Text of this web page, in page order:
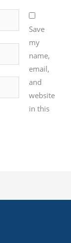
Save
my
name,
email,
and
website
in this